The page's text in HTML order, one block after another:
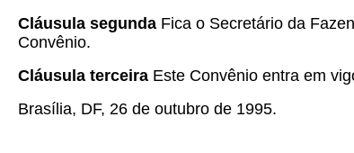
Cláusula segunda Fica o Secretário da
Convênio.
Cláusula terceira Este Convênio entra em
Brasília, DF, 26 de outubro de 1995.